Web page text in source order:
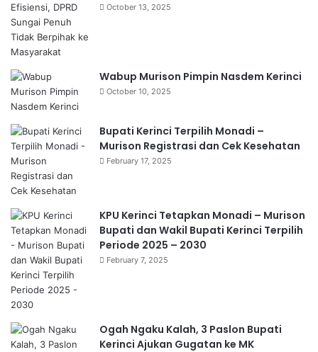
October 13, 2025
Wabup Murison Pimpin Nasdem Kerinci
October 10, 2025
Bupati Kerinci Terpilih Monadi –
Murison Registrasi dan Cek Kesehatan
February 17, 2025
KPU Kerinci Tetapkan Monadi – Murison
Bupati dan Wakil Bupati Kerinci Terpilih
Periode 2025 – 2030
February 7, 2025
Ogah Ngaku Kalah, 3 Paslon Bupati
Kerinci Ajukan Gugatan ke MK